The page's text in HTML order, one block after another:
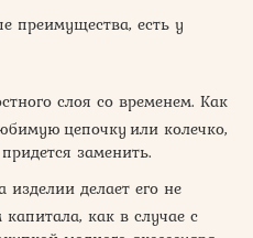
преимущества, есть у
слоя со временем. Как
цепочку или колечко,
заменить.
делает его не
как в случае с